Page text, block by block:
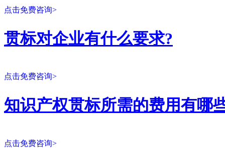
点击免费咨询>
贯标对企业有什么要求?
点击免费咨询>
知识产权贯标所需的费用有哪
点击免费咨询>